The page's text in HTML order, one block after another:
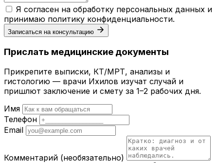
Я согласен на обработку персональных данных и
принимаю политику конфиденциальности.
Записаться на консультацию
Прислать медицинские документы
Прикрепите выписки, КТ/МРТ, анализы и
гистологию — врачи Ихилов изучат случай и
пришлют заключение и смету за 1–2 рабочих дня.
Имя
Телефон
Email
Комментарий (необязательно)